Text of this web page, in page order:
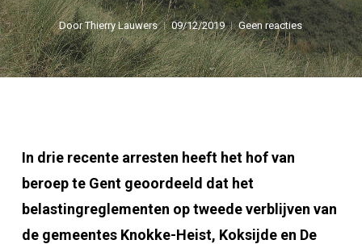
Door Thierry Lauwers 09/12/2019 Geen reacties
In drie recente arresten heeft het hof van
beroep te Gent geoordeeld dat het
belastingreglementen op tweede verblijven van
de gemeentes Knokke-Heist, Koksijde en De